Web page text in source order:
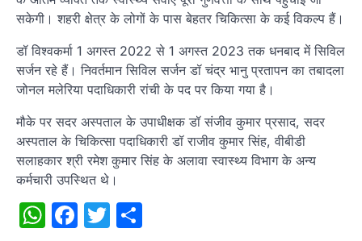
सकेगी। शहरी क्षेत्र के लोगों के पास बेहतर चिकित्सा के कई विकल्प हैं।
डॉ विश्वकर्मा 1 अगस्त 2022 से 1 अगस्त 2023 तक धनबाद में सिविल
सर्जन रहे हैं। निवर्तमान सिविल सर्जन डॉ चंद्र भानु प्रतापन का तबादला
जोनल मलेरिया पदाधिकारी रांची के पद पर किया गया है।
मौके पर सदर अस्पताल के उपाधीक्षक डॉ संजीव कुमार प्रसाद, सदर
अस्पताल के चिकित्सा पदाधिकारी डॉ राजीव कुमार सिंह, वीबीडी
सलाहकार श्री रमेश कुमार सिंह के अलावा स्वास्थ्य विभाग के अन्य
कर्मचारी उपस्थित थे।
WhatsApp
Facebook
Twitter